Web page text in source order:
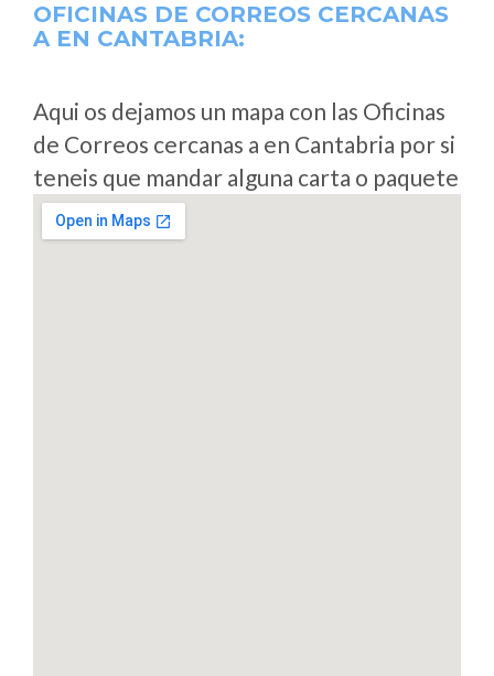
OFICINAS DE CORREOS CERCANAS
A EN CANTABRIA:
Aqui os dejamos un mapa con las Oficinas
de Correos cercanas a en Cantabria por si
teneis que mandar alguna carta o paquete